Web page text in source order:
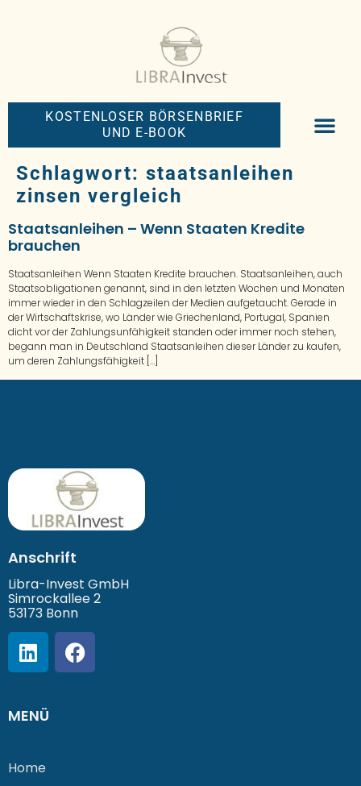
KOSTENLOSER BÖRSENBRIEF
UND E-BOOK
Schlagwort: staatsanleihen
zinsen vergleich
Staatsanleihen – Wenn Staaten Kredite
brauchen
Staatsanleihen Wenn Staaten Kredite brauchen. Staatsanleihen, auch
Staatsobligationen genannt, sind in den letzten Wochen und Monaten
immer wieder in den Schlagzeilen der Medien aufgetaucht. Gerade in
der Wirtschaftskrise, wo Länder wie Griechenland, Portugal, Spanien
dicht vor der Zahlungsunfähigkeit standen oder immer noch stehen,
begann man in Deutschland Staatsanleihen dieser Länder zu kaufen,
um deren Zahlungsfähigkeit […]
Anschrift
Libra-Invest GmbH
Simrockallee 2
53173 Bonn
MENÜ
Home